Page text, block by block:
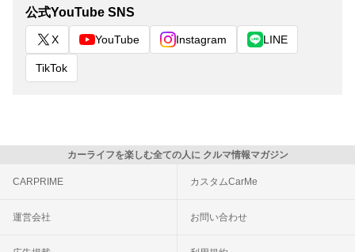
公式YouTube SNS
X YouTube Instagram LINE
TikTok
カーライフを楽しむ全ての人に クルマ情報マガジン
CARPRIME カスタムCarMe
運営会社 お問い合わせ